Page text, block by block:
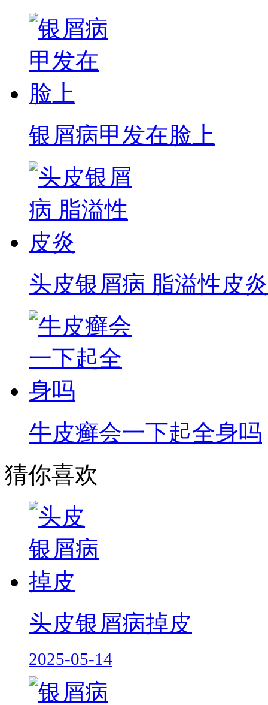
银屑病甲发在脸上
头皮银屑病 脂溢性皮炎
牛皮癣会一下起全身吗
猜你喜欢
头皮银屑病掉皮
2025-05-14